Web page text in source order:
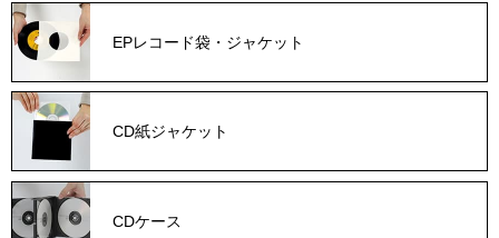
EPレコード袋・ジャケット
CD紙ジャケット
CDケース